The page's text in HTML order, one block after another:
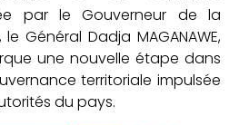
par le Gouverneur de la
Général Dadja MAGANAWE,
une nouvelle étape dans
territoriale impulsée
du pays.